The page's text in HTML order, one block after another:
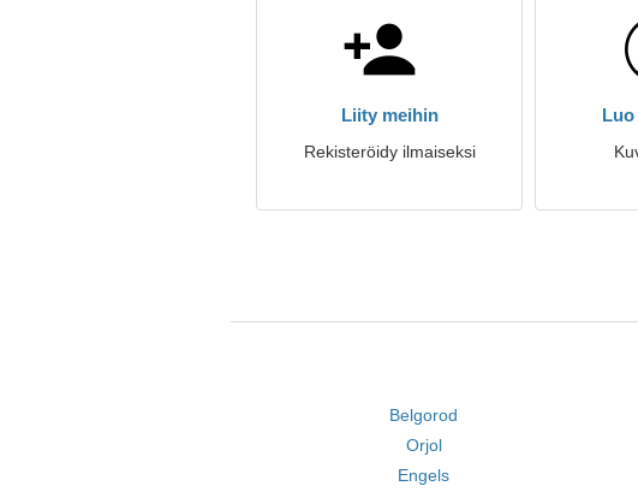
Liity meihin
Rekisteröidy ilmaiseksi
Belgorod
Orjol
Engels